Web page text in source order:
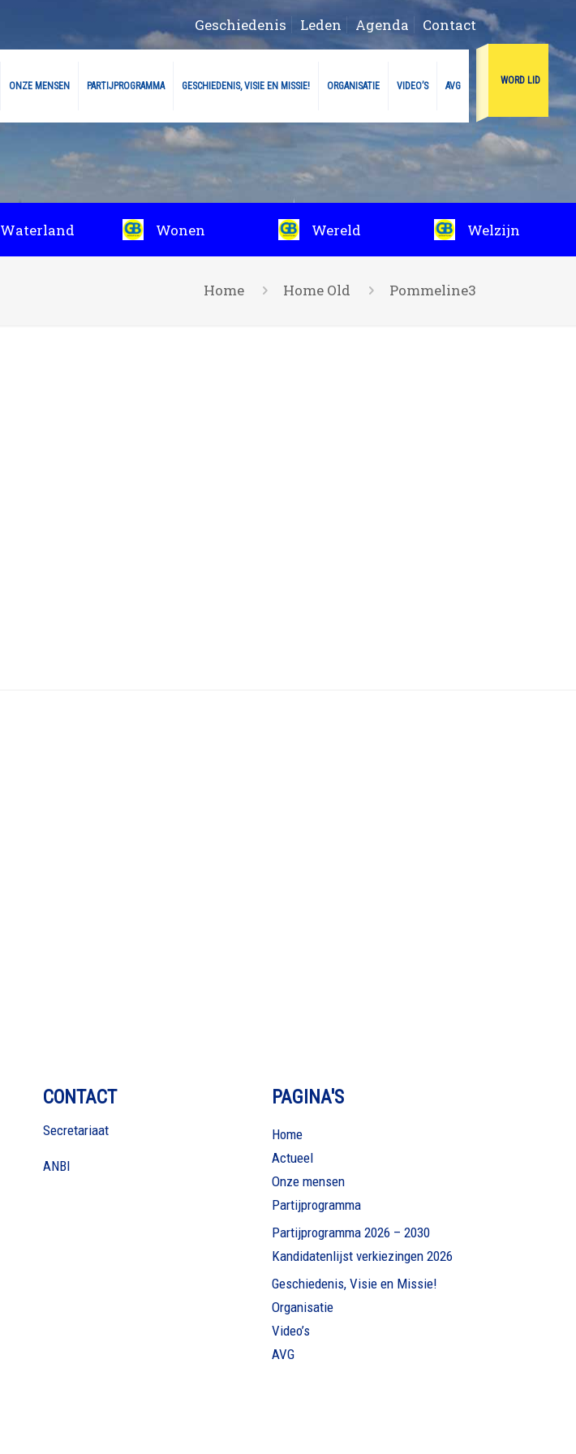
Geschiedenis Leden Agenda Contact
ONZE MENSEN PARTIJPROGRAMMA GESCHIEDENIS, VISIE EN MISSIE! ORGANISATIE VIDEO’S AVG WORD LID
Waterland Wonen Wereld Welzijn
Home Home Old Pommeline3
CONTACT
Secretariaat
ANBI
PAGINA'S
Home
Actueel
Onze mensen
Partijprogramma
Partijprogramma 2026 – 2030
Kandidatenlijst verkiezingen 2026
Geschiedenis, Visie en Missie!
Organisatie
Video’s
AVG